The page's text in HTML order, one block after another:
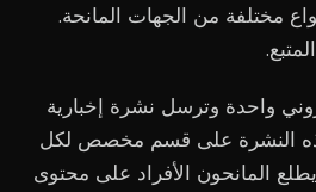
مختلفة من الجهات المانحة.
واحدة وترسل نشرة إخبارية
النشرة على قسم مخصص لكل
المانحون الأفراد على محتوى